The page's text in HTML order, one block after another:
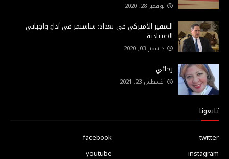
نوفمبر 28, 2020
السفير الأميركي في بغداد: ساستمر في أداءِ واجباتي
الاعتيادية
ديسمبر 03, 2020
رجائي
أغسطس 23, 2021
تابعونا
facebook
twitter
youtube
instagram